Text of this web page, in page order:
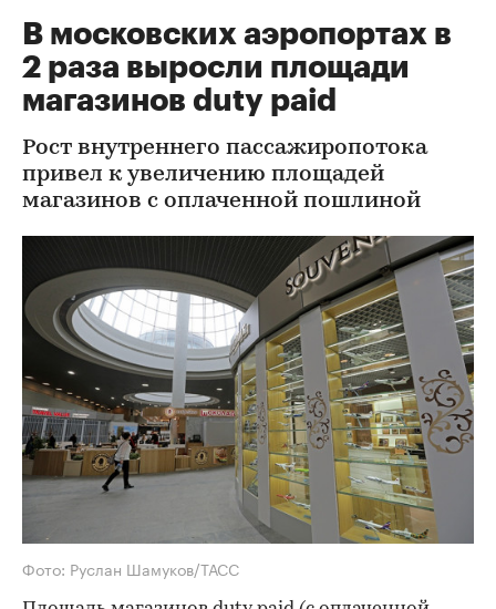
В московских аэропортах в
2 раза выросли площади
магазинов duty paid
Рост внутреннего пассажиропотока
привел к увеличению площадей
магазинов с оплаченной пошлиной
Фото: Руслан Шамуков/ТАСС